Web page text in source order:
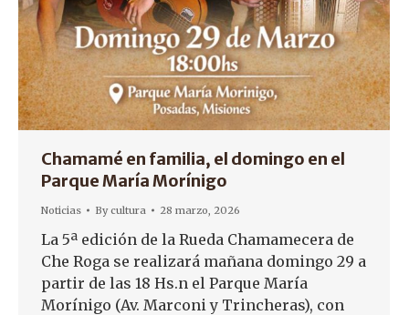
Chamamé en familia, el domingo en el
Parque María Morínigo
Noticias Bycultura 28 marzo, 2026
La 5ª edición de la Rueda Chamamecera de
Che Roga se realizará mañana domingo 29 a
partir de las 18 Hs.n el Parque María
Morínigo (Av. Marconi y Trincheras), con